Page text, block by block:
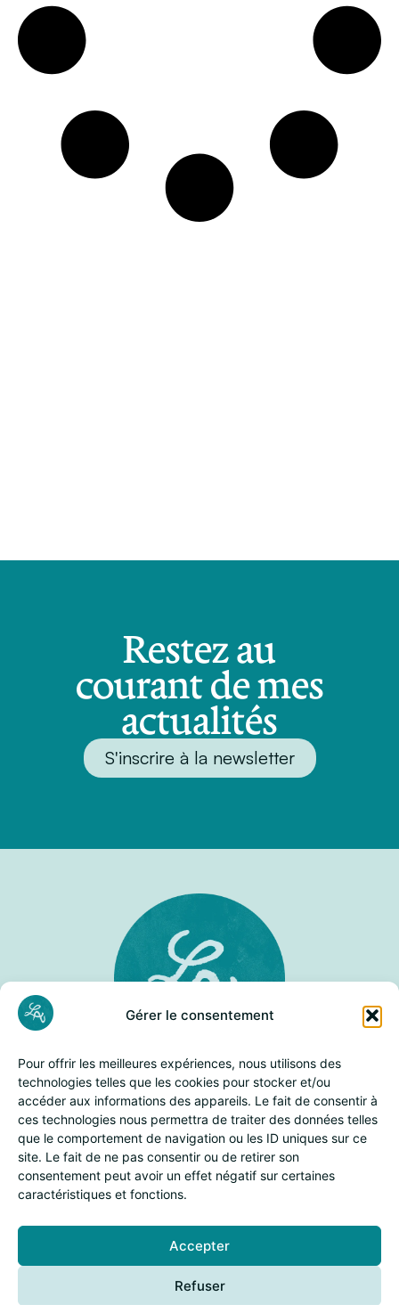
Gérer le consentement
Pour offrir les meilleures expériences, nous utilisons des
technologies telles que les cookies pour stocker et/ou
accéder aux informations des appareils. Le fait de consentir à
ces technologies nous permettra de traiter des données telles
que le comportement de navigation ou les ID uniques sur ce
site. Le fait de ne pas consentir ou de retirer son
consentement peut avoir un effet négatif sur certaines
caractéristiques et fonctions.
Accepter
Refuser
Restez au
courant de mes
actualités
S'inscrire à la newsletter
Line Adam
Biographie
Galerie
Contact
Catégories
Audiovisuel
Chansons
Films
Théàtre
Spectacles